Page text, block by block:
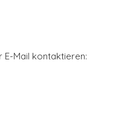
E-Mail kontaktieren: